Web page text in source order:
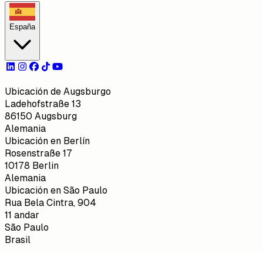
España
Ubicación de Augsburgo
Ladehofstraße 13
86150 Augsburg
Alemania
Ubicación en Berlín
Rosenstraße 17
10178 Berlin
Alemania
Ubicación en São Paulo
Rua Bela Cintra, 904
11 andar
São Paulo
Brasil